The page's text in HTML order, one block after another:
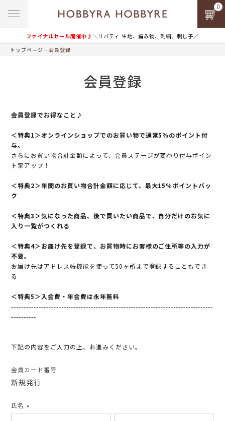
ファイナルセール開催中♪＼リバティ 生地、編み物、刺繍、刺し子／
0
トップページ 会員登録
会員登録
会員登録でお得なこと♪
＜特典1＞オンラインショップでのお買い物で通常5％のポイント付
与。
さらにお買い物合計金額によって、会員ステージが変わり付与ポイン
ト率アップ！
＜特典2＞年間のお買い物合計金額に応じて、最大15％ポイントバッ
ク
＜特典3＞気になった商品、後で買いたい商品で、自分だけのお気に
入り一覧がつくれる
＜特典4＞お届け先を登録で、お買物時にお客様のご住所等の入力が
不要。
お届け先はアドレス帳機能を使って50ヶ所まで登録することもでき
る
＜特典5＞入会費・年会費は永年無料
---------------------------------------------------------------------------------
----------
下記の内容をご入力の上、お進みください。
会員カード番号
新規発行
氏名